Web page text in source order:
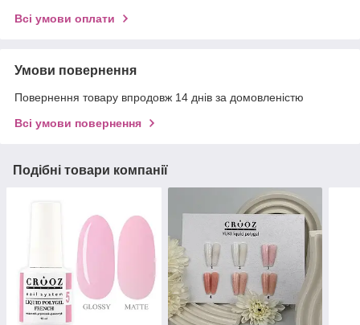
Всі умови оплати
Умови повернення
Повернення товару впродовж 14 днів за домовленістю
Всі умови повернення
Подібні товари компанії